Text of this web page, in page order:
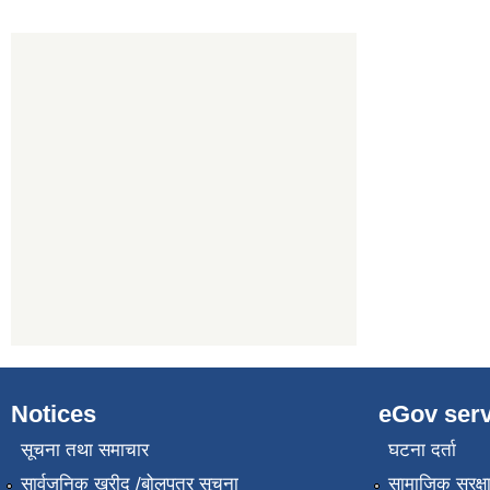
Notices
सूचना तथा समाचार
सार्वजनिक खरीद /बोलपत्र सूचना
eGov
घटना दर्ता
सामाजिक सुरक्षा